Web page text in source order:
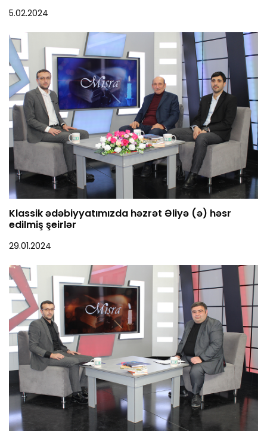
5.02.2024
Klassik ədəbiyyatımızda həzrət Əliyə (ə) həsr
edilmiş şeirlər
29.01.2024